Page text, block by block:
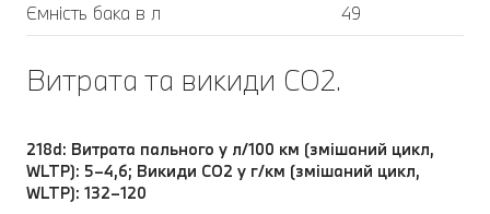
Ємність бака в л
49
Витрата та викиди CO2.
218d: Витрата пального у л/100 км (змішаний цикл,
WLTP): 5–4,6; Викиди CO2 у г/км (змішаний цикл,
WLTP): 132–120